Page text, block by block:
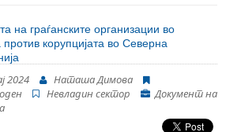
на граѓанските организации во
корупцијата во Северна
2024
Наташа Димова
Невладин сектор
Документ на